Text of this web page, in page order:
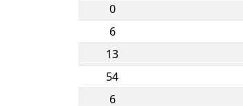
0
6
13
54
6